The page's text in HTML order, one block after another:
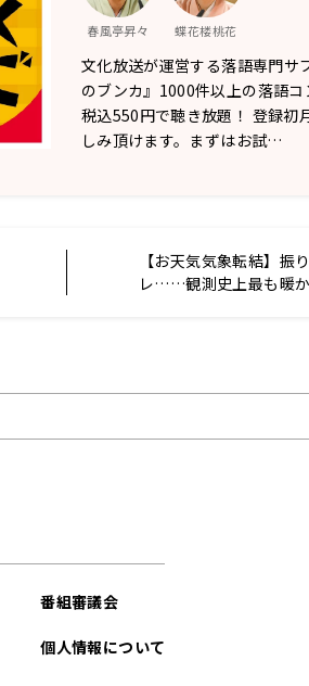
春風亭昇々 蝶花楼桃花
文化放送が運営する落語専門サ
のブンカ』1000件以上の落語
税込550円で聴き放題！ 登録初
しみ頂けます。まずはお試…
【お天気気象転結】振
レ……観測史上最も暖
番組審議会
個人情報について